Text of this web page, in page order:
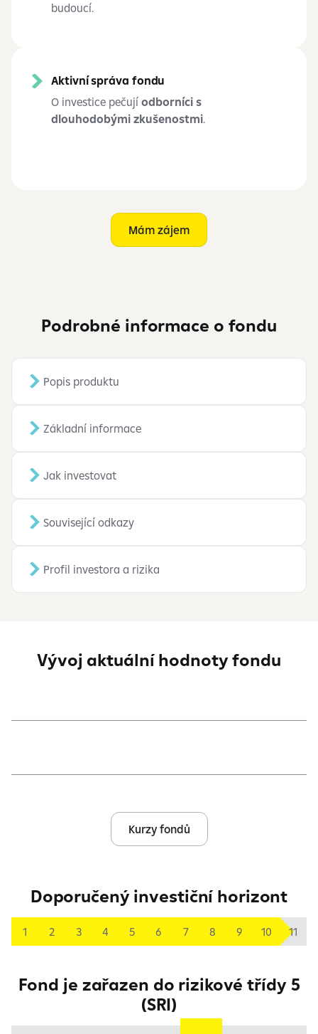
budoucí.
Aktivní správa fondu
O investice pečují odborníci s
dlouhodobými zkušenostmi.
Mám zájem
Podrobné informace o fondu
Popis produktu
Základní informace
Jak investovat
Související odkazy
Profil investora a rizika
Vývoj aktuální hodnoty fondu
Kurzy fondů
Doporučený investiční horizont
1 2 3 4 5 6 7 8 9 10 11
Fond je zařazen do rizikové třídy 5
(SRI)